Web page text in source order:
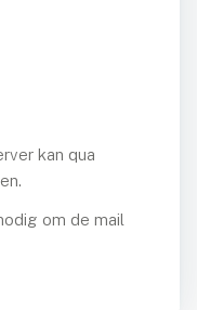
kan qua
om de mail